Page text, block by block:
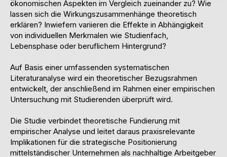
ökonomischen Aspekten im Vergleich zueinander zu? Wie
lassen sich die Wirkungszusammenhänge theoretisch
erklären? Inwiefern variieren die Effekte in Abhängigkeit
von individuellen Merkmalen wie Studienfach,
Lebensphase oder beruflichem Hintergrund?
Auf Basis einer umfassenden systematischen
Literaturanalyse wird ein theoretischer Bezugsrahmen
entwickelt, der anschließend im Rahmen einer empirischen
Untersuchung mit Studierenden überprüft wird.
Die Studie verbindet theoretische Fundierung mit
empirischer Analyse und leitet daraus praxisrelevante
Implikationen für die strategische Positionierung
mittelständischer Unternehmen als nachhaltige Arbeitgeber